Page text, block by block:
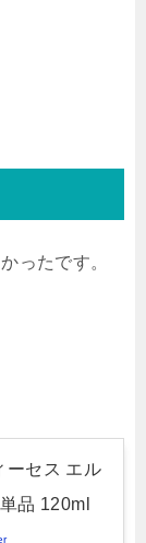
ったです。
ーセス エル
品 120ml